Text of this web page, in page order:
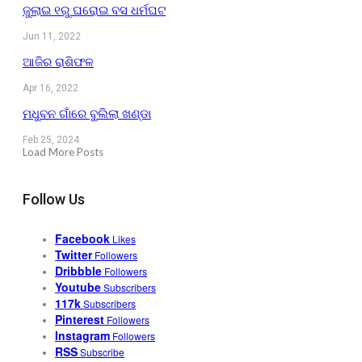
ଜୁଲାଇ ୧ରୁ ଘରୋଇ ବସ ଧର୍ମଘଟ
Jun 11, 2022
ଆଜିର ରାଶିଫଳ
Apr 16, 2022
ମଧୁବନ ଗାଁରେ ବୁଲିଲା ଖଣ୍ଡା
Feb 25, 2024
Load More Posts
Follow Us
Facebook Likes
Twitter Followers
Dribbble Followers
YoutubeSubscribers
117kSubscribers
Pinterest Followers
Instagram Followers
RSSSubscribe